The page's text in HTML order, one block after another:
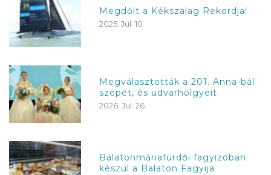
Megdőlt a Kékszalag Rekordja!
2025. Jul. 10
Megválasztották a 201. Anna-bál
szépét, és udvarhölgyeit
2026. Jul. 26
Balatonmáriafürdői fagyizóban
készül a Balaton Fagyija